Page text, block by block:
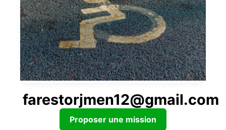
farestorjmen12@gmail.com
Proposer une mission